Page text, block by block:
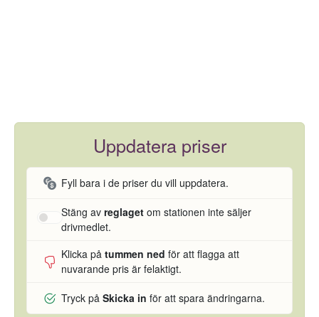
Uppdatera priser
Fyll bara i de priser du vill uppdatera.
Stäng av reglaget om stationen inte säljer
drivmedlet.
Klicka på tummen ned för att flagga att
nuvarande pris är felaktigt.
Tryck på Skicka in för att spara ändringarna.